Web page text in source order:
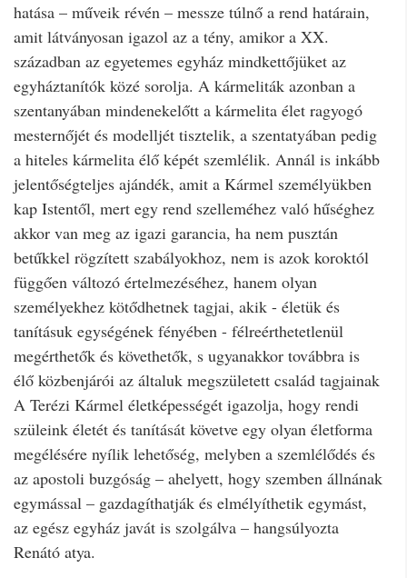
hatása – műveik révén – messze túlnő a rend határain,
amit látványosan igazol az a tény, amikor a XX.
században az egyetemes egyház mindkettőjüket az
egyháztanítók közé sorolja. A kármeliták azonban a
szentanyában mindenekelőtt a kármelita élet ragyogó
mesternőjét és modelljét tisztelik, a szentatyában pedig
a hiteles kármelita élő képét szemlélik. Annál is inkább
jelentőségteljes ajándék, amit a Kármel személyükben
kap Istentől, mert egy rend szelleméhez való hűséghez
akkor van meg az igazi garancia, ha nem pusztán
betűkkel rögzített szabályokhoz, nem is azok koroktól
függően változó értelmezéséhez, hanem olyan
személyekhez kötődhetnek tagjai, akik - életük és
tanításuk egységének fényében - félreérthetetlenül
megérthetők és követhetők, s ugyanakkor továbbra is
élő közbenjárói az általuk megszületett család tagjainak
A Terézi Kármel életképességét igazolja, hogy rendi
szüleink életét és tanítását követve egy olyan életforma
megélésére nyílik lehetőség, melyben a szemlélődés és
az apostoli buzgóság – ahelyett, hogy szemben állnának
egymással – gazdagíthatják és elmélyíthetik egymást,
az egész egyház javát is szolgálva – hangsúlyozta
Renátó atya.